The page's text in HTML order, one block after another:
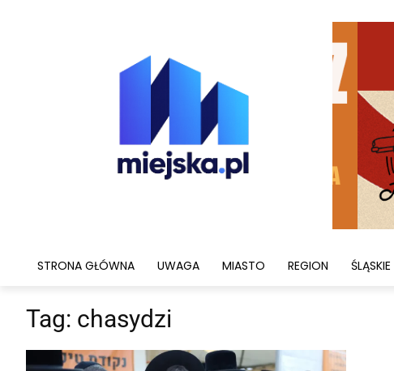
STRONA GŁÓWNA UWAGA MIASTO REGION ŚLĄSKIE
Tag: chasydzi